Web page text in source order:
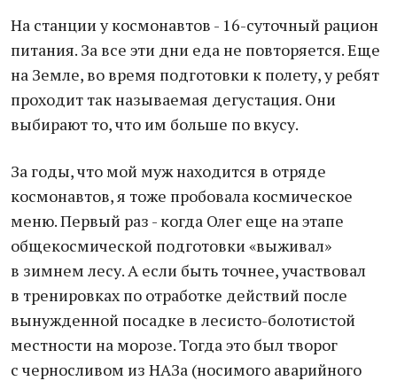
На станции у космонавтов - 16-суточный рацион
питания. За все эти дни еда не повторяется. Еще
на Земле, во время подготовки к полету, у ребят
проходит так называемая дегустация. Они
выбирают то, что им больше по вкусу.
За годы, что мой муж находится в отряде
космонавтов, я тоже пробовала космическое
меню. Первый раз - когда Олег еще на этапе
общекосмической подготовки «выживал»
в зимнем лесу. А если быть точнее, участвовал
в тренировках по отработке действий после
вынужденной посадке в лесисто-болотистой
местности на морозе. Тогда это был творог
с черносливом из НАЗа (носимого аварийного